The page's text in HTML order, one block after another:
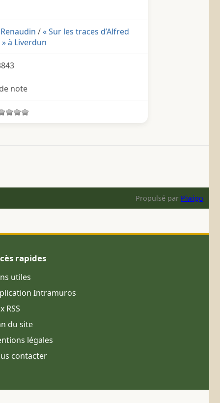
/« Sur les traces d’Alfred
à Liverdun
note
Propulsé par Piwigo
rapides
utiles
Intramuros
RSS
du site
légales
contacter